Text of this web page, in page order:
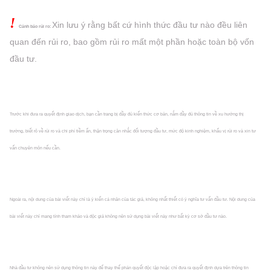
! Cảnh báo rủi ro: Xin lưu ý rằng bất cứ hình thức đầu tư nào đều liên
quan đến rủi ro, bao gồm rủi ro mất một phần hoặc toàn bộ vốn
đầu tư.
Trước khi đưa ra quyết định giao dịch, bạn cần trang bị đầy đủ kiến thức cơ bản, nắm đầy đủ thông tin về xu hướng thị
trường, biết rõ về rủi ro và chi phí tiềm ẩn, thận trọng cân nhắc đối tượng đầu tư, mức độ kinh nghiệm, khẩu vị rủi ro và xin tư
vấn chuyên môn nếu cần.
Ngoài ra, nội dung của bài viết này chỉ là ý kiến cá nhân của tác giả, không nhất thiết có ý nghĩa tư vấn đầu tư. Nội dung của
bài viết này chỉ mang tính tham khảo và độc giả không nên sử dụng bài viết này như bất kỳ cơ sở đầu tư nào.
Nhà đầu tư không nên sử dụng thông tin này để thay thế phán quyết độc lập hoặc chỉ đưa ra quyết định dựa trên thông tin